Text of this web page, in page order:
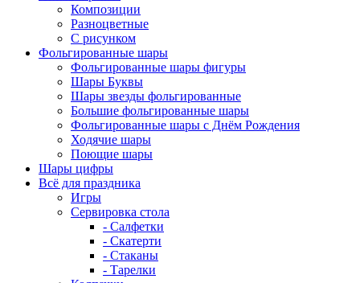
Композиции
Разноцветные
С рисунком
Фольгированные шары
Фольгированные шары фигуры
Шары Буквы
Шары звезды фольгированные
Большие фольгированные шары
Фольгированные шары с Днём Рождения
Ходячие шары
Поющие шары
Шары цифры
Всё для праздника
Игры
Сервировка стола
- Салфетки
- Скатерти
- Стаканы
- Тарелки